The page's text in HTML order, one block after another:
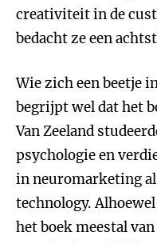
creativiteit in de
bedacht ze een
Wie zich een beetje
begrijpt wel dat het
Van Zeeland
psychologie en
in neuromarketing
technology.
het boek meestal